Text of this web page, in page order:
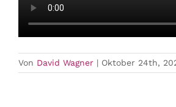
Von David Wagner | Oktober 24th,